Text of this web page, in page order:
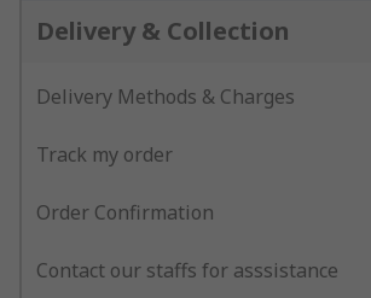
Delivery & Collection
Delivery Methods & Charges
Track my order
Order Confirmation
Contact our staffs for asssistance